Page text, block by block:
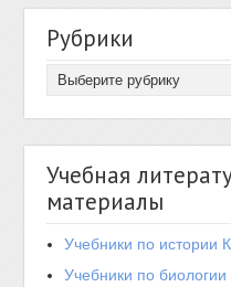
Рубрики
Учебная
материалы
Учебники по истории
Учебники по биологии